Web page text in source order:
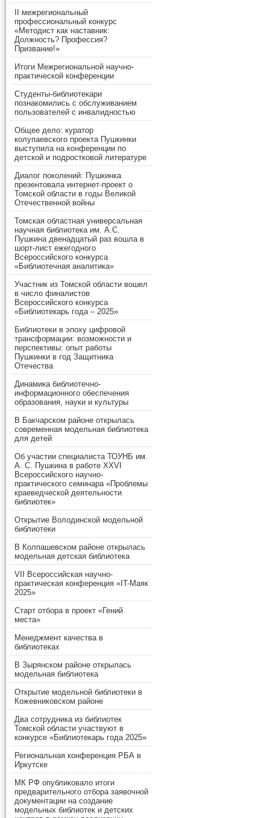
II межрегиональный
профессиональный конкурс
«Методист как наставник:
Должность? Профессия?
Призвание!»
Итоги Межрегиональной научно-
практической конференции
Студенты-библиотекари
познакомились с обслуживанием
пользователей с инвалидностью
Общее дело: куратор
колупаевского проекта Пушкинки
выступила на конференции по
детской и подростковой литературе
Диалог поколений: Пушкинка
презентовала интернет-проект о
Томской области в годы Великой
Отечественной войны
Томская областная универсальная
научная библиотека им. А.С.
Пушкина двенадцатый раз вошла в
шорт-лист ежегодного
Всероссийского конкурса
«Библиотечная аналитика»
Участник из Томской области вошел
в число финалистов
Всероссийского конкурса
«Библиотекарь года – 2025»
Библиотеки в эпоху цифровой
трансформации: возможности и
перспективы: опыт работы
Пушкинки в год Защитника
Отечества
Динамика библиотечно-
информационного обеспечения
образования, науки и культуры
В Бакчарском районе открылась
современная модельная библиотека
для детей
Об участии специалиста ТОУНБ им.
А. С. Пушкина в работе XXVI
Всероссийского научно-
практического семинара «Проблемы
краеведческой деятельности
библиотек»
Открытие Володинской модельной
библиотеки
В Колпашевском районе открылась
модельная детская библиотека
VII Всероссийская научно-
практическая конференция «IT-Маяк
2025»
Старт отбора в проект «Гений
места»
Менеджмент качества в
библиотеках
В Зырянском районе открылась
модельная библиотека
Открытие модельной библиотеки в
Кожевниковском районе
Два сотрудника из библиотек
Томской области участвуют в
конкурсе «Библиотекарь года 2025»
Региональная конференция РБА в
Иркутске
МК РФ опубликовало итоги
предварительного отбора заявочной
документации на создание
модельных библиотек и детских